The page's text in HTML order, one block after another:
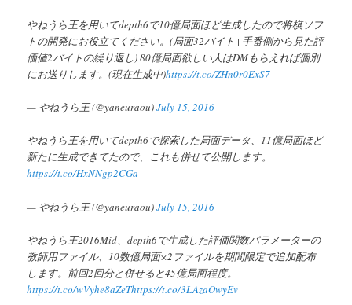
やねうら王を用いてdepth6で10億局面ほど生成したので将棋ソフ
トの開発にお役立てください。(局面32バイト+手番側から見た評
価値2バイトの繰り返し) 80億局面欲しい人はDMもらえれば個別
にお送りします。(現在生成中)https://t.co/ZHn0r0ExS7
— やねうら王 (@yaneuraou)July 15, 2016
やねうら王を用いてdepth6で探索した局面データ、11億局面ほど
新たに生成できてたので、これも併せて公開します。
https://t.co/HxNNgp2CGa
— やねうら王 (@yaneuraou)July 15, 2016
やねうら王2016Mid、depth6で生成した評価関数パラメーターの
教師用ファイル、10数億局面×2ファイルを期間限定で追加配布
します。前回2回分と併せると45億局面程度。
https://t.co/wVyhe8aZeThttps://t.co/3LAzaOwyEv